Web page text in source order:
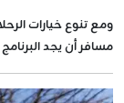
ومع تنوع خيارات
مسافر أن يجد